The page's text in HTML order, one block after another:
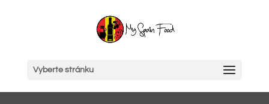
Vyberte stránku